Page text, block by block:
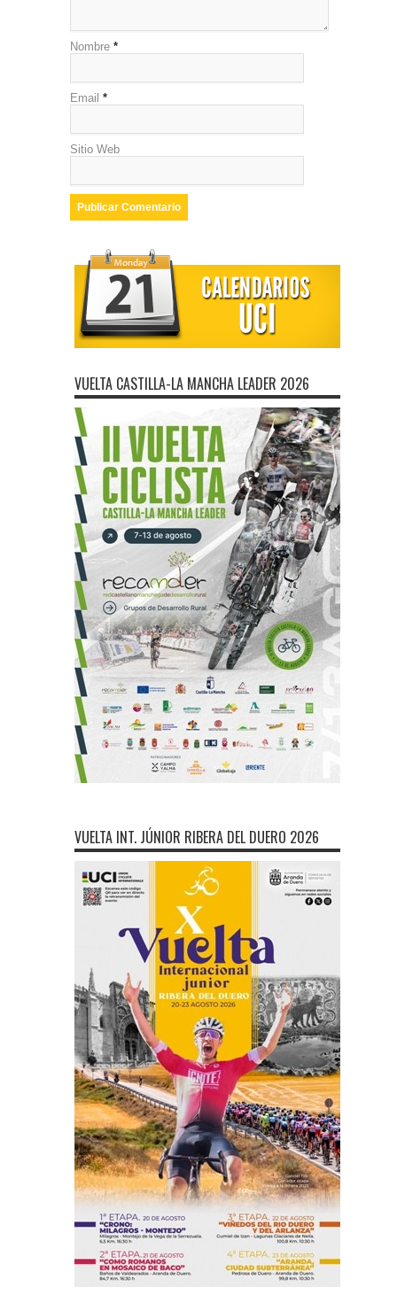
Nombre *
Email *
Sitio Web
VUELTA CASTILLA-LA MANCHA LEADER 2026
VUELTA INT. JÚNIOR RIBERA DEL DUERO 2026